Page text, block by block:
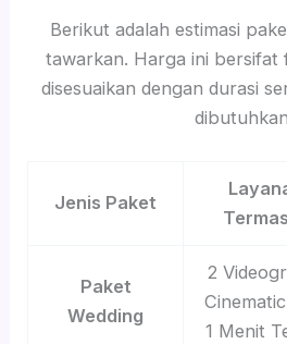
Berikut adalah estimasi
tawarkan. Harga ini bersifat
disesuaikan dengan durasi
Jenis Paket
Paket
Wedding
2
1 Menit